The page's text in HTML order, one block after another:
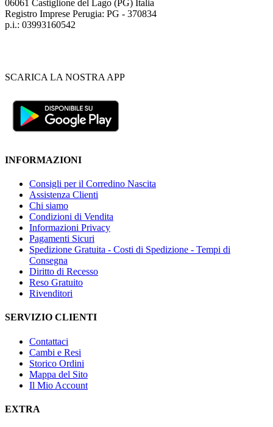
06061 Castiglione del Lago (PG) Italia
Registro Imprese Perugia: PG - 370834
p.i.: 03993160542
SCARICA LA NOSTRA APP
INFORMAZIONI
Consigli per il Corredino Nascita
Assistenza Clienti
Chi siamo
Condizioni di Vendita
Informazioni Privacy
Pagamenti Sicuri
Spedizione Gratuita - Costi di Spedizione - Tempi di
Consegna
Diritto di Recesso
Reso Gratuito
Rivenditori
SERVIZIO CLIENTI
Contattaci
Cambi e Resi
Storico Ordini
Mappa del Sito
Il Mio Account
EXTRA